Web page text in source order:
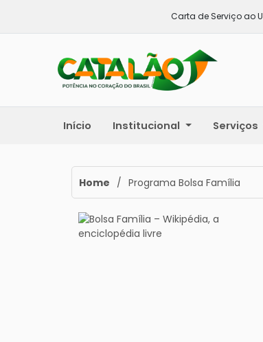
Carta de Serviço ao
Início Institucional Serviços
Home / Programa Bolsa Família